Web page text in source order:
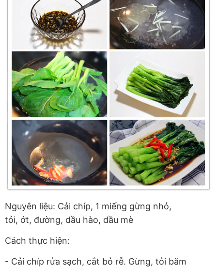
Nguyên liệu: Cải chíp, 1 miếng gừng nhỏ,
tỏi, ớt, đường, dầu hào, dầu mè
Cách thực hiện:
- Cải chíp rửa sạch, cắt bỏ rễ. Gừng, tỏi băm